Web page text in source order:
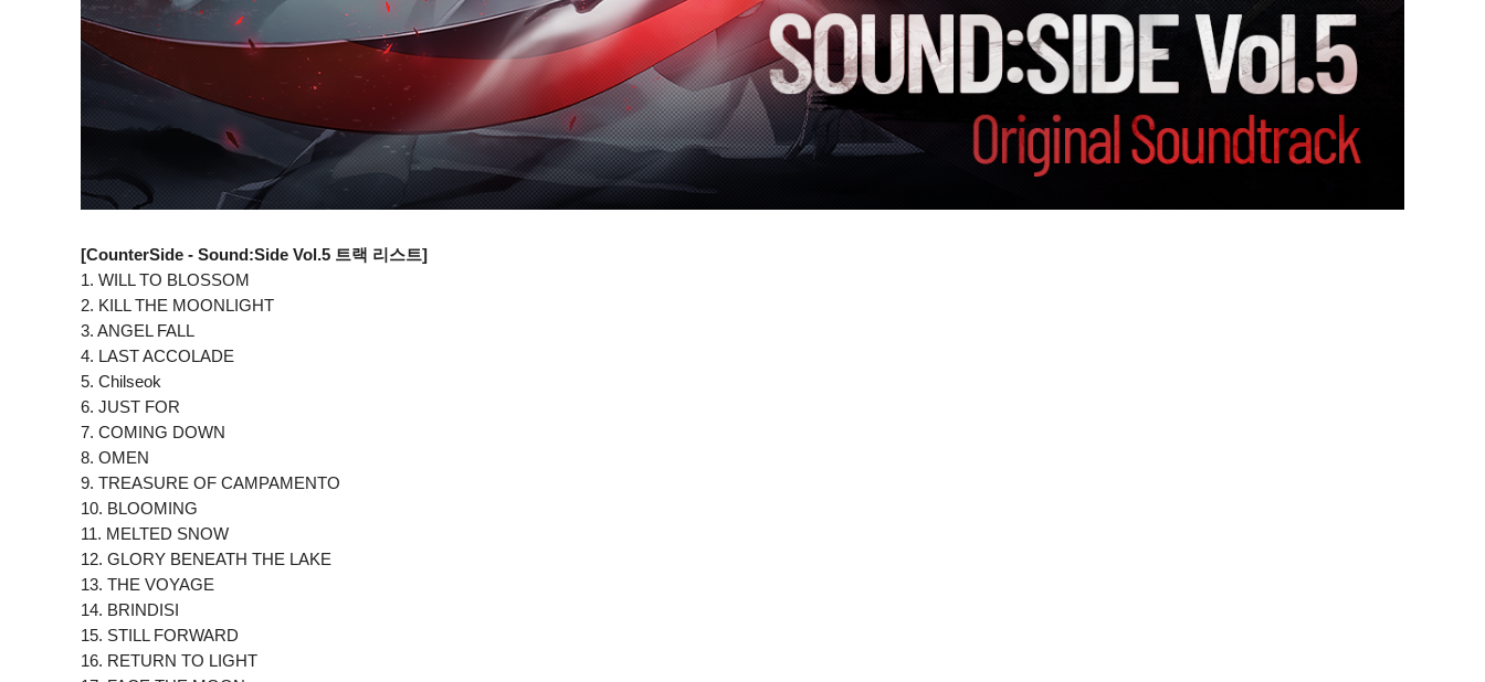
[CounterSide - Sound:Side Vol.5 트랙 리스트]
1. WILL TO BLOSSOM
2. KILL THE MOONLIGHT
3. ANGEL FALL
4. LAST ACCOLADE
5. Chilseok
6. JUST FOR
7. COMING DOWN
8. OMEN
9. TREASURE OF CAMPAMENTO
10. BLOOMING
11. MELTED SNOW
12. GLORY BENEATH THE LAKE
13. THE VOYAGE
14. BRINDISI
15. STILL FORWARD
16. RETURN TO LIGHT